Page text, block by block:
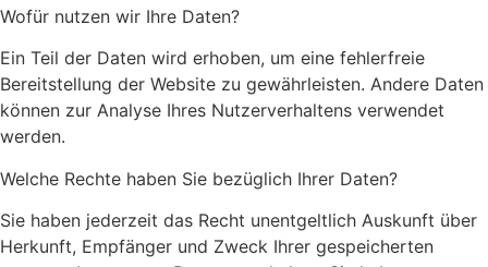
Wofür nutzen wir Ihre Daten?
Ein Teil der Daten wird erhoben, um eine fehlerfreie
Bereitstellung der Website zu gewährleisten. Andere Daten
können zur Analyse Ihres Nutzerverhaltens verwendet
werden.
Welche Rechte haben Sie bezüglich Ihrer Daten?
Sie haben jederzeit das Recht unentgeltlich Auskunft über
Herkunft, Empfänger und Zweck Ihrer gespeicherten